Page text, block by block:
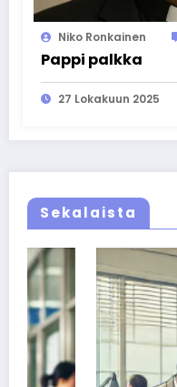
Niko Ronkainen
Pappi palkka
27 Lokakuun 2025
Sekalaista